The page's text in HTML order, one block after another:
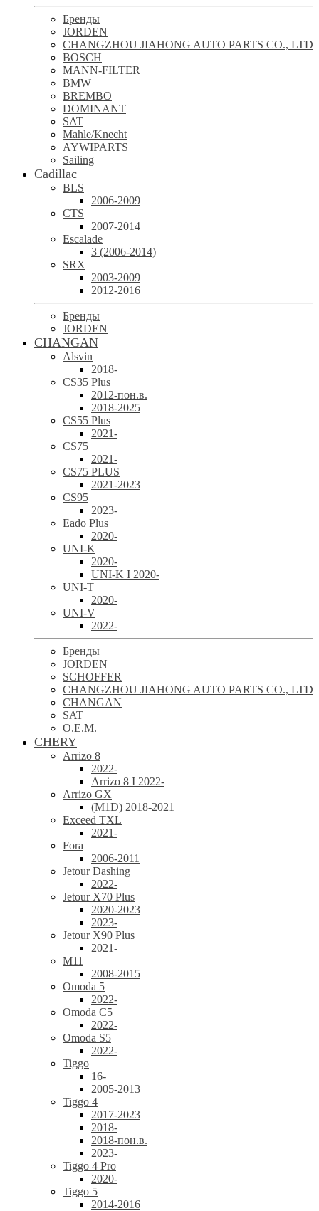
Бренды
JORDEN
CHANGZHOU JIAHONG AUTO PARTS CO., LTD
BOSCH
MANN-FILTER
BMW
BREMBO
DOMINANT
SAT
Mahle/Knecht
AYWIPARTS
Sailing
Cadillac
BLS
2006-2009
CTS
2007-2014
Escalade
3 (2006-2014)
SRX
2003-2009
2012-2016
Бренды
JORDEN
CHANGAN
Alsvin
2018-
CS35 Plus
2012-пон.в.
2018-2025
CS55 Plus
2021-
CS75
2021-
CS75 PLUS
2021-2023
CS95
2023-
Eado Plus
2020-
UNI-K
2020-
UNI-K I 2020-
UNI-T
2020-
UNI-V
2022-
Бренды
JORDEN
SCHOFFER
CHANGZHOU JIAHONG AUTO PARTS CO., LTD
CHANGAN
SAT
O.E.M.
CHERY
Arrizo 8
2022-
Arrizo 8 I 2022-
Arrizo GX
(M1D) 2018-2021
Exceed TXL
2021-
Fora
2006-2011
Jetour Dashing
2022-
Jetour X70 Plus
2020-2023
2023-
Jetour X90 Plus
2021-
M11
2008-2015
Omoda 5
2022-
Omoda C5
2022-
Omoda S5
2022-
Tiggo
16-
2005-2013
Tiggo 4
2017-2023
2018-
2018-пон.в.
2023-
Tiggo 4 Pro
2020-
Tiggo 5
2014-2016